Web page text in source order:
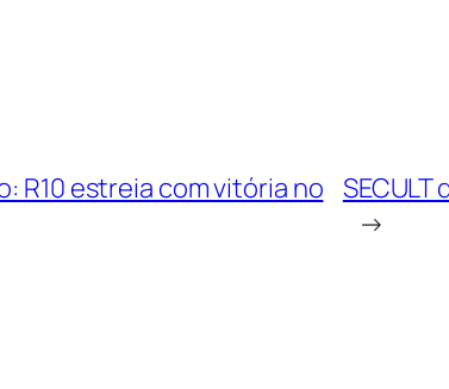
R10 estreia com vitória no
→